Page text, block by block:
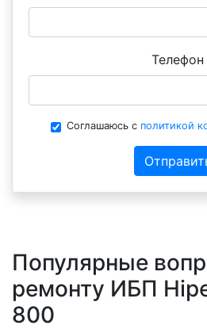
Телефон
Соглашаюсь с политикой
Популярные
ремонту ИБП
800